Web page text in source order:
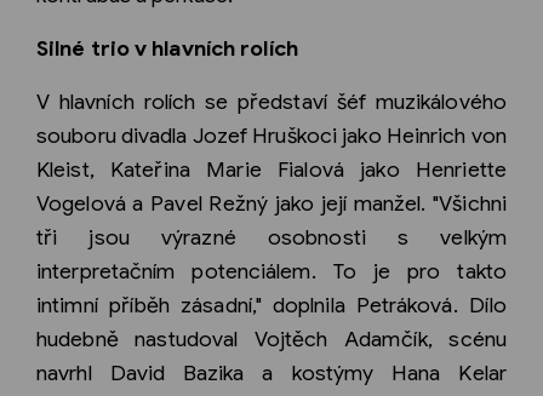
Silné trio v hlavních rolích
V hlavních rolích se představí šéf muzikálového
souboru divadla Jozef Hruškoci jako Heinrich von
Kleist, Kateřina Marie Fialová jako Henriette
Vogelová a Pavel Režný jako její manžel. "Všichni
tři jsou výrazné osobnosti s velkým
interpretačním potenciálem. To je pro takto
intimní příběh zásadní," doplnila Petráková. Dílo
hudebně nastudoval Vojtěch Adamčík, scénu
navrhl David Bazika a kostýmy Hana Kelar